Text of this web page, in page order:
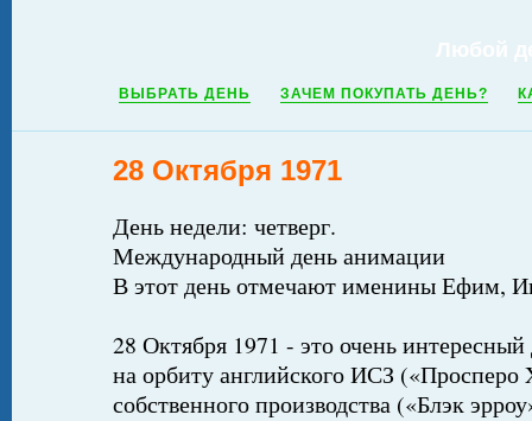
ВЫБРАТЬ ДЕНЬ ЗАЧЕМ ПОКУПАТЬ ДЕНЬ?
28 Октября 1971
День недели: четверг.
Международный день анимации
В этот день отмечают именины Ефим,
28 Октября 1971 - это очень
на орбиту английского ИСЗ
собственного производства («Блэк